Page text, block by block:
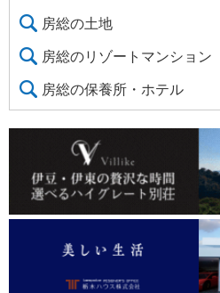
房総の土地
房総のリゾートマンション
房総の保養所・ホテル